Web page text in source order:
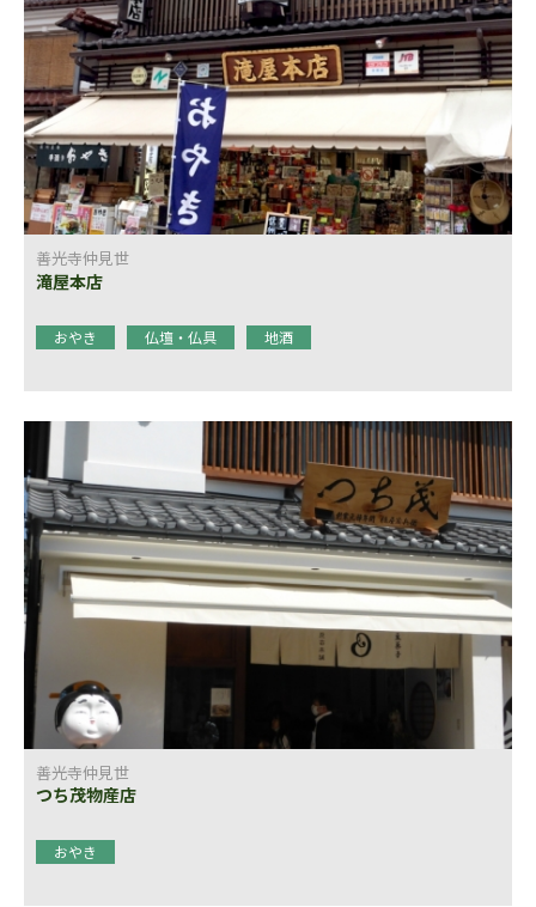
善光寺仲見世
滝屋本店
おやき 仏壇・仏具 地酒
善光寺仲見世
つち茂物産店
おやき